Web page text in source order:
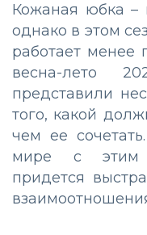
Кожаная юбка –
однако в этом
работает менее
весна-лето
представили
того, какой
чем ее
мире с этим
придется